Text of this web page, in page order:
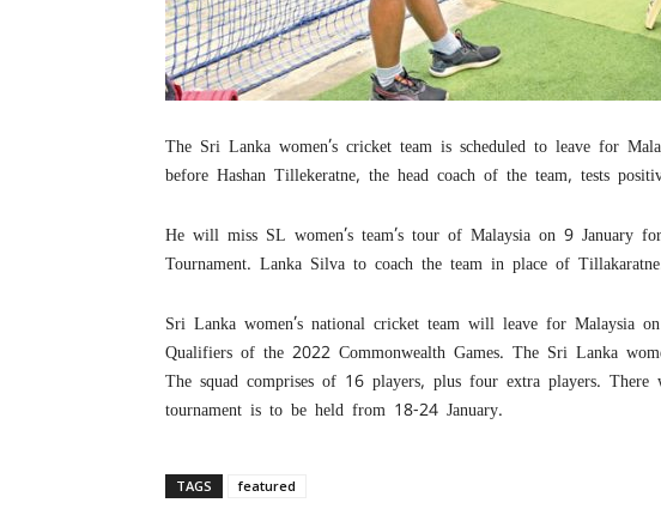
The Sri Lanka women’s cricket team is scheduled to leave for
before Hashan Tillekeratne, the head coach of the team, tests
He will miss SL women’s team’s tour of Malaysia on 9 January
Tournament. Lanka Silva to coach the team in place of
Sri Lanka women’s national cricket team will leave for Malaysia
Qualifiers of the 2022 Commonwealth Games. The Sri Lanka
The squad comprises of 16 players, plus four extra players.
tournament is to be held from 18-24 January.
TAGS featured